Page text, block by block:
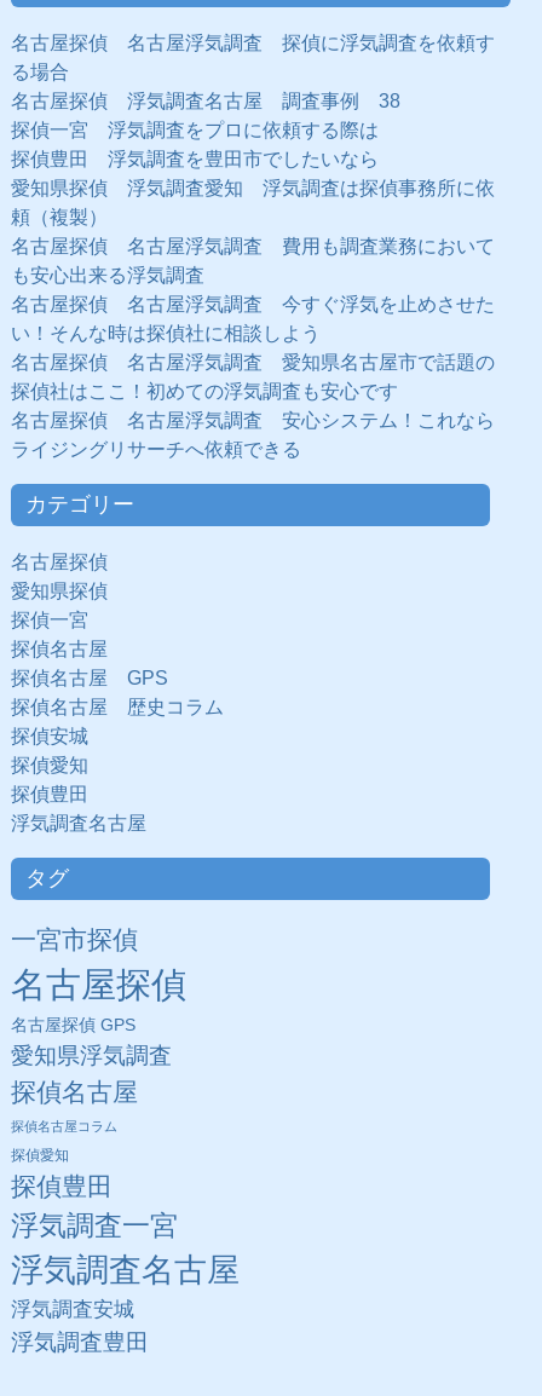
名古屋探偵 名古屋浮気調査 探偵に浮気調査を依頼す
る場合
名古屋探偵 浮気調査名古屋 調査事例 38
探偵一宮 浮気調査をプロに依頼する際は
探偵豊田 浮気調査を豊田市でしたいなら
愛知県探偵 浮気調査愛知 浮気調査は探偵事務所に依
頼（複製）
名古屋探偵 名古屋浮気調査 費用も調査業務において
も安心出来る浮気調査
名古屋探偵 名古屋浮気調査 今すぐ浮気を止めさせた
い！そんな時は探偵社に相談しよう
名古屋探偵 名古屋浮気調査 愛知県名古屋市で話題の
探偵社はここ！初めての浮気調査も安心です
名古屋探偵 名古屋浮気調査 安心システム！これなら
ライジングリサーチへ依頼できる
カテゴリー
名古屋探偵
愛知県探偵
探偵一宮
探偵名古屋
探偵名古屋 GPS
探偵名古屋 歴史コラム
探偵安城
探偵愛知
探偵豊田
浮気調査名古屋
タグ
一宮市探偵
名古屋探偵
名古屋探偵 GPS
愛知県浮気調査
探偵名古屋
探偵名古屋コラム
探偵愛知
探偵豊田
浮気調査一宮
浮気調査名古屋
浮気調査安城
浮気調査豊田